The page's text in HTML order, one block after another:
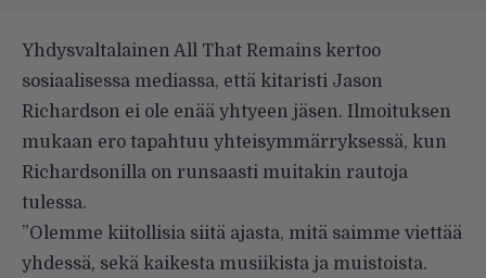
Yhdysvaltalainen All That Remains kertoo
sosiaalisessa mediassa, että kitaristi Jason
Richardson ei ole enää yhtyeen jäsen. Ilmoituksen
mukaan ero tapahtuu yhteisymmärryksessä, kun
Richardsonilla on runsaasti muitakin rautoja
tulessa.
”Olemme kiitollisia siitä ajasta, mitä saimme viettää
yhdessä, sekä kaikesta musiikista ja muistoista.